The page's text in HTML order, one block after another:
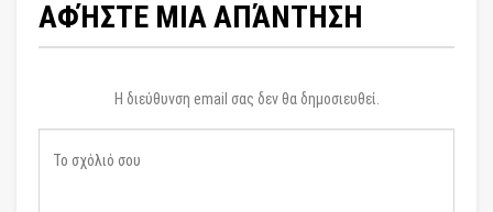
ΑΦΉΣΤΕ ΜΙΑ ΑΠΆΝΤΗΣΗ
Η διεύθυνση email σας δεν θα δημοσιευθεί.